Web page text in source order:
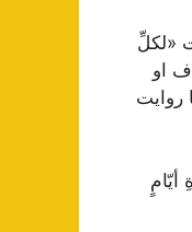
«لکلِّ
او
روایت